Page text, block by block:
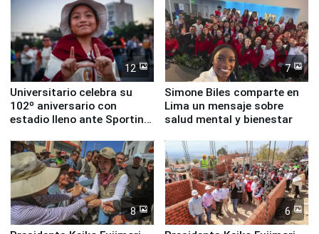
12
Universitario celebra su
102º aniversario con
estadio lleno ante Sporting
7
Simone Biles comparte en
Lima un mensaje sobre
salud mental y bienestar
8 6